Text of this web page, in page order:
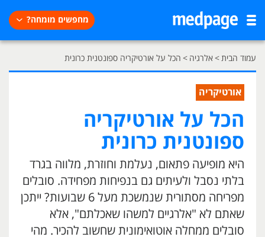
מחפשים מומחה?
עמוד הבית> אלרגיה > הכל על אורטיקריה ספונטנית כרונית
אורטיקריה
הכל על אורטיקריה
ספונטנית כרונית
היא מופיעה פתאום, נעלמת וחוזרת, מלווה בגרד
בלתי נסבל ולעיתים גם בנפיחות מפחידה. סובלים
מפריחה מסתורית שנמשכת מעל 6 שבועות? ייתכן
שאתם לא "אלרגיים למשהו שאכלתם", אלא
סובלים ממחלה אוטואימונית שחשוב להכיר. מהי